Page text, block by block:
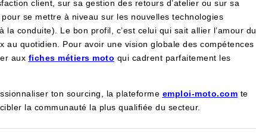
client, sur sa gestion des retours d’atelier ou sur sa
se mettre à niveau sur les nouvelles technologies
la conduite). Le bon profil, c’est celui qui sait allier l’amour du
au quotidien. Pour avoir une vision globale des compétences
aux fiches métiers moto qui cadrent parfaitement les
ton sourcing, la plateforme emploi-moto.com te
la communauté la plus qualifiée du secteur.